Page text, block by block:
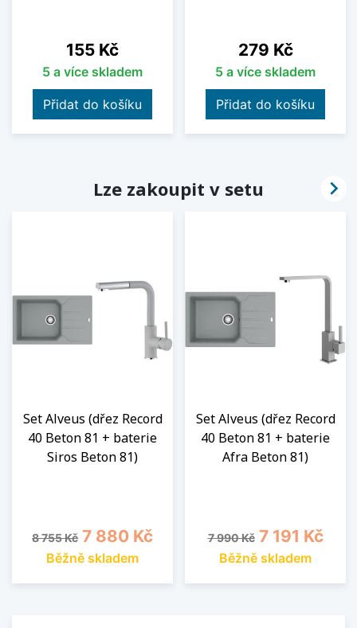
Cena
155 Kč
5 a více skladem
Přidat do košíku
Cena
279 Kč
5 a více skladem
Přidat do košíku
Lze zakoupit v setu
Set Alveus (dřez Record
40 Beton 81 + baterie
Siros Beton 81)
Běžná cena
8 755 Kč Cena
7 880 Kč
Běžně skladem
Set Alveus (dřez Record
40 Beton 81 + baterie
Afra Beton 81)
Běžná cena
7 990 Kč Cena
7 191 Kč
Běžně skladem
